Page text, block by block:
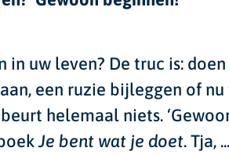
in uw leven? De truc is: doen
een ruzie bijleggen of
helemaal niets.
Je bent wat je doet. Tja, ...